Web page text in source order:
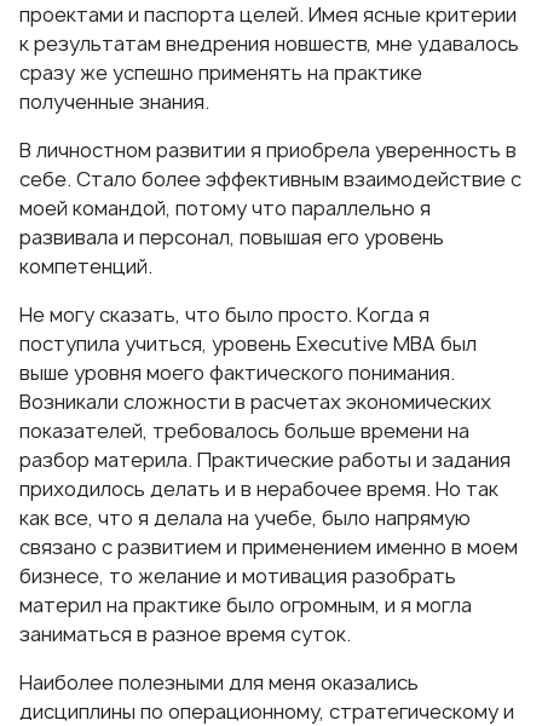
проектами и паспорта целей. Имея ясные критерии
к результатам внедрения новшеств, мне удавалось
сразу же успешно применять на практике
полученные знания.
В личностном развитии я приобрела уверенность в
себе. Стало более эффективным взаимодействие с
моей командой, потому что параллельно я
развивала и персонал, повышая его уровень
компетенций.
Не могу сказать, что было просто. Когда я
поступила учиться, уровень Executive МВА был
выше уровня моего фактического понимания.
Возникали сложности в расчетах экономических
показателей, требовалось больше времени на
разбор материла. Практические работы и задания
приходилось делать и в нерабочее время. Но так
как все, что я делала на учебе, было напрямую
связано с развитием и применением именно в моем
бизнесе, то желание и мотивация разобрать
материл на практике было огромным, и я могла
заниматься в разное время суток.
Наиболее полезными для меня оказались
дисциплины по операционному, стратегическому и